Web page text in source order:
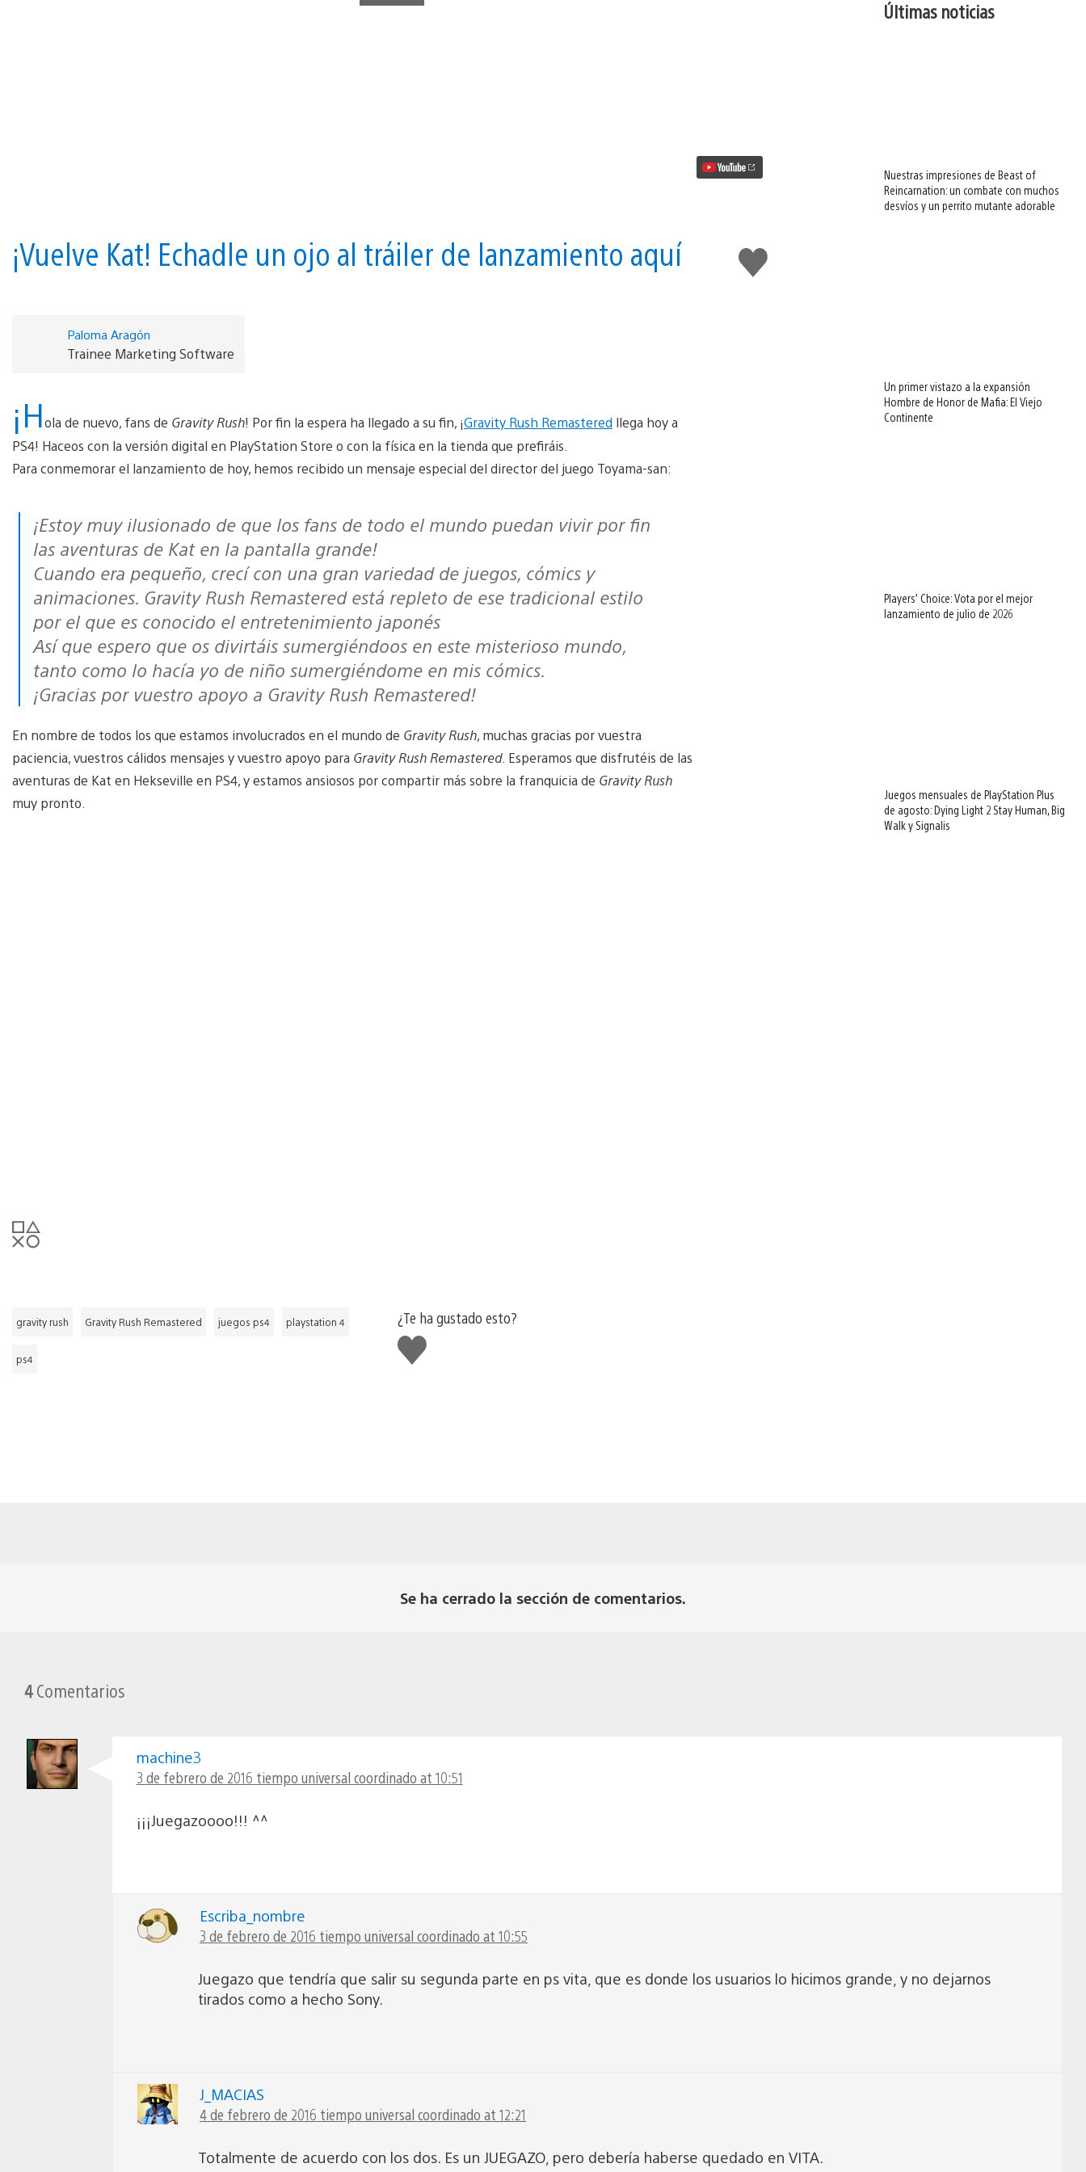
Remastered
Me
gusta
¡Vuelve Kat! Echadle un ojo al tráiler de lanzamiento aquí
Paloma Aragón
Trainee Marketing Software
¡Hola de nuevo, fans de Gravity Rush! Por fin la espera ha llegado a su fin, ¡Gravity Rush Remastered llega hoy a
PS4! Haceos con la versión digital en PlayStation Store o con la física en la tienda que prefiráis.
Para conmemorar el lanzamiento de hoy, hemos recibido un mensaje especial del director del juego Toyama-san:
¡Estoy muy ilusionado de que los fans de todo el mundo puedan vivir por fin
las aventuras de Kat en la pantalla grande!
Cuando era pequeño, crecí con una gran variedad de juegos, cómics y
animaciones. Gravity Rush Remasteredestá repleto de ese tradicional estilo
por el que es conocido el entretenimiento japonés
Así que espero que os divirtáis sumergiéndoos en este misterioso mundo,
tanto como lo hacía yo de niño sumergiéndome en mis cómics.
¡Gracias por vuestro apoyo a Gravity Rush Remastered!
En nombre de todos los que estamos involucrados en el mundo de Gravity Rush, muchas gracias por vuestra
paciencia, vuestros cálidos mensajes y vuestro apoyo para Gravity Rush Remastered. Esperamos que disfrutéis de las
aventuras de Kat en Hekseville en PS4, y estamos ansiosos por compartir más sobre la franquicia de Gravity Rush
muy pronto.
gravity rush Gravity Rush Remastered juegos ps4 playstation 4
ps4
¿Te ha gustado esto?
Me
gusta
Últimas noticias
Nuestras impresiones de Beast of
Reincarnation: un combate con muchos
desvíos y un perrito mutante adorable
Un primer vistazo a la expansión
Hombre de Honor de Mafia: El Viejo
Continente
Players’ Choice: Vota por el mejor
lanzamiento de julio de 2026
Juegos mensuales de PlayStation Plus
de agosto: Dying Light 2 Stay Human, Big
Walk y Signalis
Se ha cerrado la sección de comentarios.
4Comentarios
machine3
3 de febrero de 2016 tiempo universal coordinado at 10:51
¡¡¡Juegazoooo!!! ^^
Escriba_nombre
3 de febrero de 2016 tiempo universal coordinado at 10:55
Juegazo que tendría que salir su segunda parte en ps vita, que es donde los usuarios lo hicimos grande, y no dejarnos
tirados como a hecho Sony.
J_MACIAS
4 de febrero de 2016 tiempo universal coordinado at 12:21
Totalmente de acuerdo con los dos. Es un JUEGAZO, pero debería haberse quedado en VITA.